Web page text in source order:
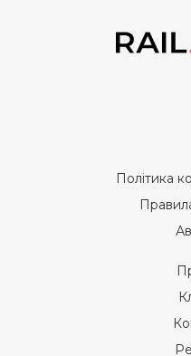
Політика